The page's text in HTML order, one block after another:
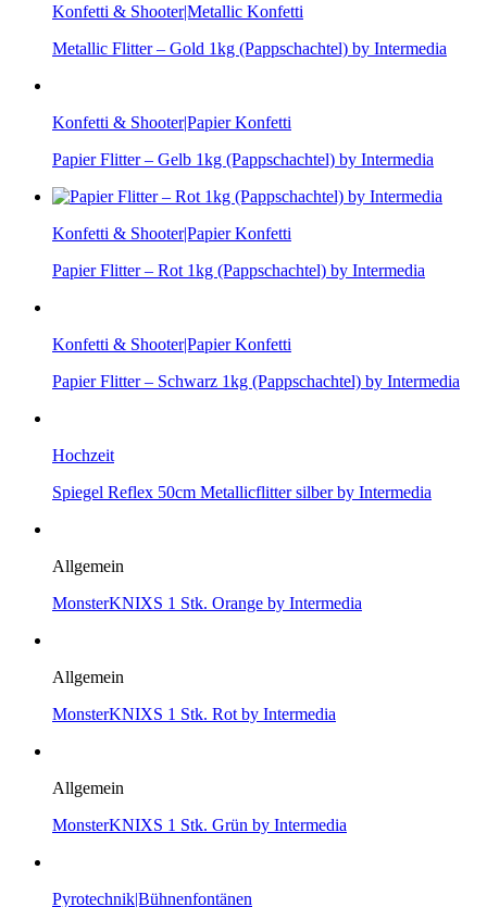
Konfetti & Shooter|Metallic Konfetti
Metallic Flitter – Gold 1kg (Pappschachtel) by Intermedia
Konfetti & Shooter|Papier Konfetti
Papier Flitter – Gelb 1kg (Pappschachtel) by Intermedia
Konfetti & Shooter|Papier Konfetti
Papier Flitter – Rot 1kg (Pappschachtel) by Intermedia
Konfetti & Shooter|Papier Konfetti
Papier Flitter – Schwarz 1kg (Pappschachtel) by Intermedia
Hochzeit
Spiegel Reflex 50cm Metallicflitter silber by Intermedia
Allgemein
MonsterKNIXS 1 Stk. Orange by Intermedia
Allgemein
MonsterKNIXS 1 Stk. Rot by Intermedia
Allgemein
MonsterKNIXS 1 Stk. Grün by Intermedia
Pyrotechnik|Bühnenfontänen